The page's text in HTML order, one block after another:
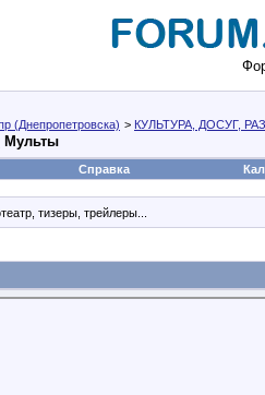
(Днепропетровска) > КУЛЬТУРА, ДОСУГ,
Мульты
Справка
тизеры, трейлеры...